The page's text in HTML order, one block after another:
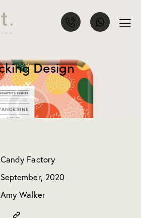
Design
Candy Factory
September, 2020
Amy Walker